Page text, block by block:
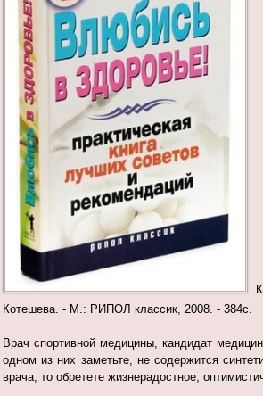
Котешева. - М.: РИПОЛ классик, 2008. - 384с.
Врач спортивной медицины, кандидат
одном из них заметьте, не содержится
врача, то обретете жизнерадостное,